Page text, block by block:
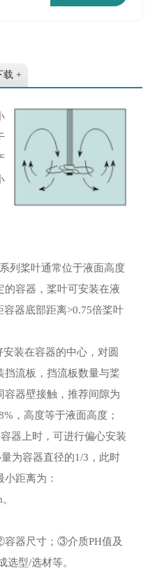
载 +
列桨叶通常位于液面高度
的容器，桨叶可安装在液
器底部距离>0.75倍桨叶
装在容器的中心，对圆
挡流板，挡流板数量与桨
容器壁接触，推荐间隙为
，高度等于液面高度；
器上时，可进行偏心安装
为容器直径的1/3，此时
距离为：
器尺寸；③介质PH值及
选型/选材等。